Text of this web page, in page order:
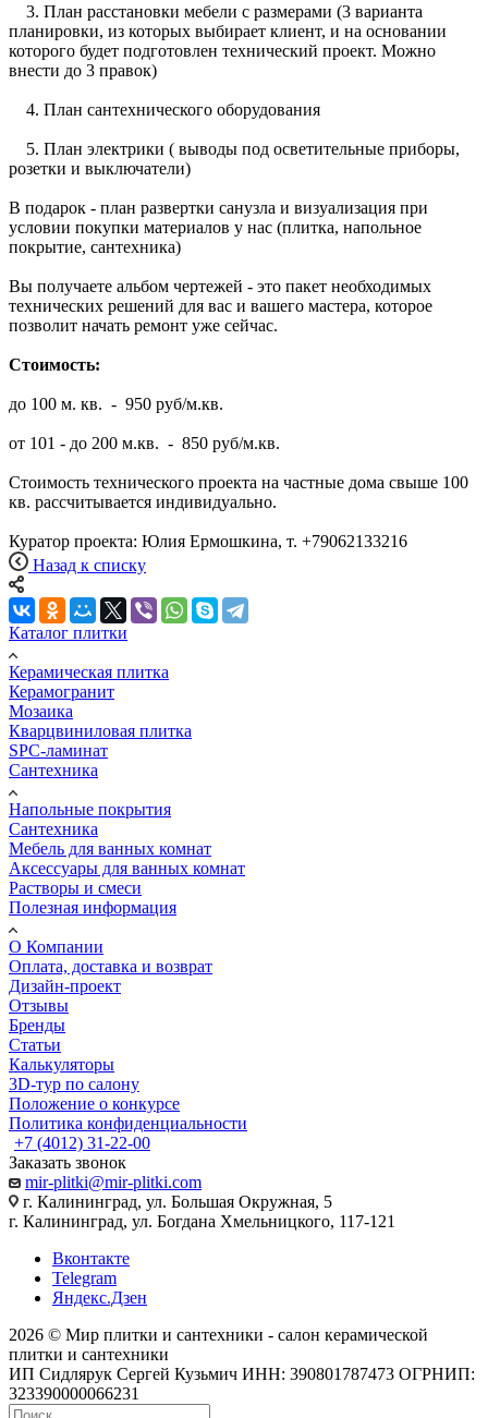
3. План расстановки мебели с размерами (3 варианта
планировки, из которых выбирает клиент, и на основании
которого будет подготовлен технический проект. Можно
внести до 3 правок)
4. План сантехнического оборудования
5. План электрики ( выводы под осветительные приборы,
розетки и выключатели)
В подарок - план развертки санузла и визуализация при
условии покупки материалов у нас (плитка, напольное
покрытие, сантехника)
Вы получаете альбом чертежей - это пакет необходимых
технических решений для вас и вашего мастера, которое
позволит начать ремонт уже сейчас.
Стоимость:
до 100 м. кв. - 950 руб/м.кв.
от 101 - до 200 м.кв. - 850 руб/м.кв.
Стоимость технического проекта на частные дома свыше 100
кв. рассчитывается индивидуально.
Куратор проекта: Юлия Ермошкина, т. +79062133216
Назад к списку
Каталог плитки
Керамическая плитка
Керамогранит
Мозаика
Кварцвиниловая плитка
SPC-ламинат
Сантехника
Напольные покрытия
Сантехника
Мебель для ванных комнат
Аксессуары для ванных комнат
Растворы и смеси
Полезная информация
О Компании
Оплата, доставка и возврат
Дизайн-проект
Отзывы
Бренды
Статьи
Калькуляторы
3D-тур по салону
Положение о конкурсе
Политика конфиденциальности
+7 (4012) 31-22-00
Заказать звонок
mir-plitki@mir-plitki.com
г. Калининград, ул. Большая Окружная, 5
г. Калининград, ул. Богдана Хмельницкого, 117-121
Вконтакте
Telegram
Яндекс.Дзен
2026 © Мир плитки и сантехники - салон керамической
плитки и сантехники
ИП Сидлярук Сергей Кузьмич ИНН: 390801787473 ОГРНИП:
323390000066231